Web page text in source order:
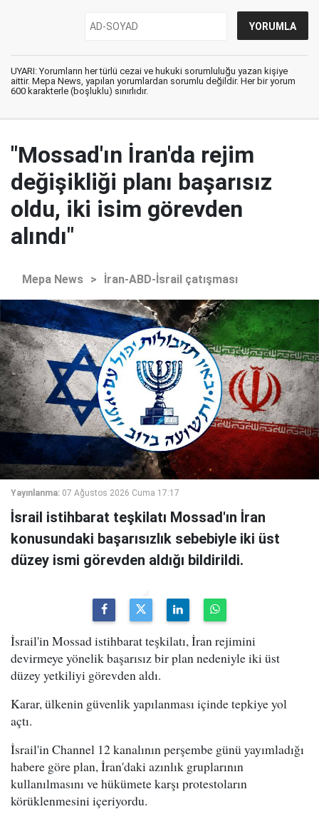
UYARI: Yorumların her türlü cezai ve hukuki sorumluluğu yazan kişiye
aittir. Mepa News, yapılan yorumlardan sorumlu değildir. Her bir yorum
600 karakterle (boşluklu) sınırlıdır.
"Mossad'ın İran'da rejim
değişikliği planı başarısız
oldu, iki isim görevden
alındı"
Mepa News > İran-ABD-İsrail çatışması
Yayınlanma: 07 Ağustos 2026 Cuma 17:17
İsrail istihbarat teşkilatı Mossad'ın İran
konusundaki başarısızlık sebebiyle iki üst
düzey ismi görevden aldığı bildirildi.
İsrail'in Mossad istihbarat teşkilatı, İran rejimini
devirmeye yönelik başarısız bir plan nedeniyle iki üst
düzey yetkiliyi görevden aldı.
Karar, ülkenin güvenlik yapılanması içinde tepkiye yol
açtı.
İsrail'in Channel 12 kanalının perşembe günü yayımladığı
habere göre plan, İran'daki azınlık gruplarının
kullanılmasını ve hükümete karşı protestoların
körüklenmesini içeriyordu.